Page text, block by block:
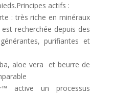
actifs :
: très riche en minéraux
recherchée depuis des
purifiantes et
aloe vera et beurre de
active un processus